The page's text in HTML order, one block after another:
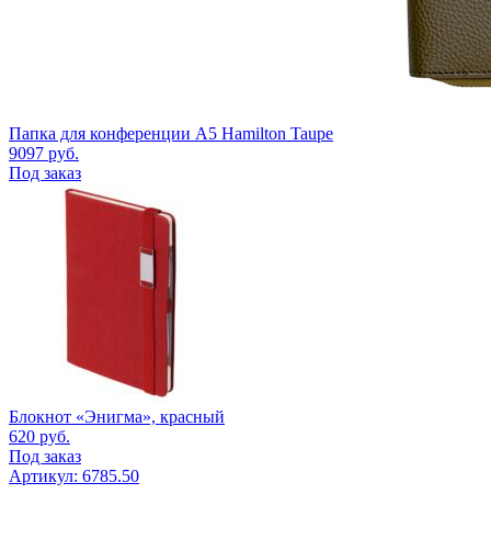
Папка для конференции А5 Hamilton Taupe
9097 руб.
Под заказ
Блокнот «Энигма», красный
620 руб.
Под заказ
Артикул: 6785.50